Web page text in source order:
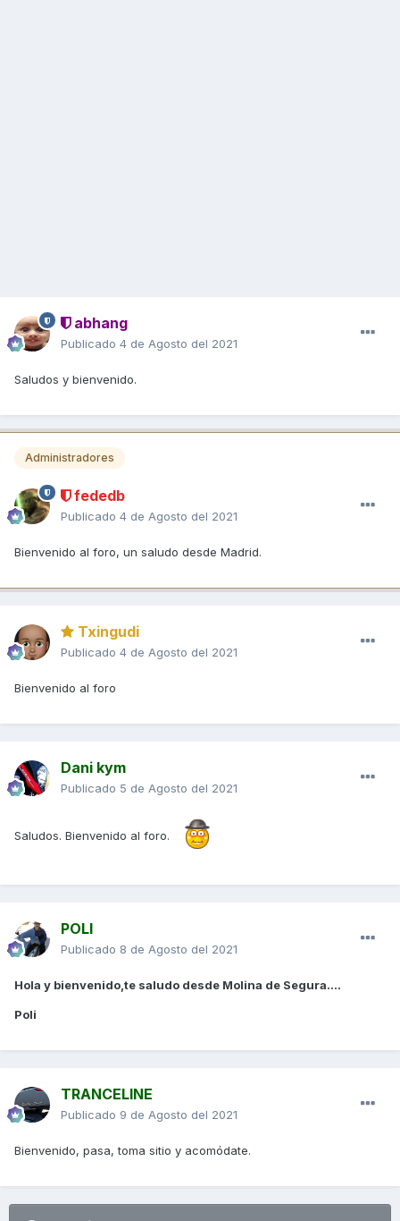
abhang
Publicado 4 de Agosto del 2021
Saludos y bienvenido.
Administradores
fededb
Publicado 4 de Agosto del 2021
Bienvenido al foro, un saludo desde Madrid.
Txingudi
Publicado 4 de Agosto del 2021
Bienvenido al foro
Dani kym
Publicado 5 de Agosto del 2021
Saludos. Bienvenido al foro.
POLI
Publicado 8 de Agosto del 2021
Hola y bienvenido,te saludo desde Molina de Segura....
Poli
TRANCELINE
Publicado 9 de Agosto del 2021
Bienvenido, pasa, toma sitio y acomódate.